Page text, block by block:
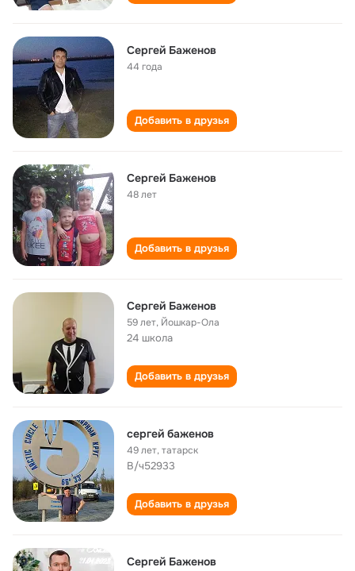
Сергей Баженов
44 года
Добавить в друзья
Сергей Баженов
48 лет
Добавить в друзья
Сергей Баженов
59 лет, Йошкар-Ола
24 школа
Добавить в друзья
сергей баженов
49 лет,татарск
В/ч52933
Добавить в друзья
Сергей Баженов